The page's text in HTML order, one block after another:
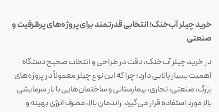
خرید چیلر آب‌خنک؛ انتخابی قدرتمند برای پروژه‌های پرظرفیت و
صنعتی
در خرید چیلر آب‌خنک، دقت در طراحی و انتخاب صحیح دستگاه
اهمیت بسیار بالایی دارد؛ چرا که این نوع چیلر معمولاً در پروژه‌های
بزرگ، صنعتی، تجاری، بیمارستانی و ساختمان‌هایی با بار سرمایشی
بالا مورد استفاده قرار می‌گیرد. راندمان بالا، مصرف انرژی بهینه و